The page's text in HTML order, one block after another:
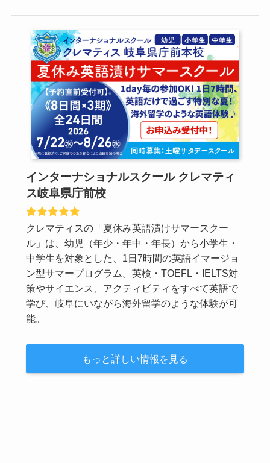
インターナショナルスクール クレマティ
ス岐阜県庁前校
クレマティスの「夏休み英語漬けサマースクー
ル」は、幼児（年少・年中・年長）から小学生・
中学生を対象とした、1日7時間の英語イマージョ
ン型サマープログラム。英検・TOEFL・IELTS対
策やサイエンス、アクティビティをすべて英語で
学び、岐阜にいながら海外留学のような体験が可
能。
もっと詳しい情報を見る